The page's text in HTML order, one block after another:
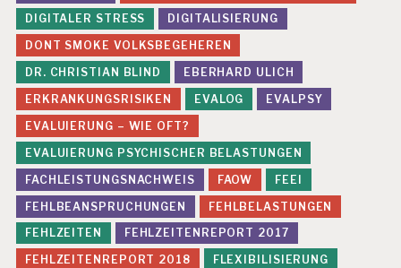
DIGITALER STRESS
DIGITALISIERUNG
DONT SMOKE VOLKSBEGEHEREN
DR. CHRISTIAN BLIND
EBERHARD ULICH
ERKRANKUNGSRISIKEN
EVALOG
EVALPSY
EVALUIERUNG – WIE OFT?
EVALUIERUNG PSYCHISCHER BELASTUNGEN
FACHLEISTUNGSNACHWEIS
FAOW
FEEI
FEHLBEANSPRUCHUNGEN
FEHLBELASTUNGEN
FEHLZEITEN
FEHLZEITENREPORT 2017
FEHLZEITENREPORT 2018
FLEXIBILISIERUNG